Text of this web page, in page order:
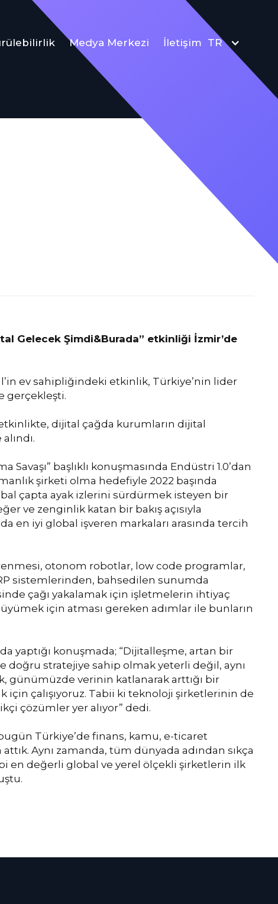
Medya Merkezi İletişim TR
Gelecek Şimdi&Burada” etkinliği İzmir’de
ev sahipliğindeki etkinlik, Türkiye’nin lider
gerçekleşti.
dijital çağda kurumların dijital
başlıklı konuşmasında Endüstri 1.0’dan
şirketi olma hedefiyle 2022 başında
çapta ayak izlerini sürdürmek isteyen bir
ve zenginlik katan bir bakış açısıyla
en iyi global işveren markaları arasında tercih
otonom robotlar, low code programlar,
sistemlerinden, bahsedilen sunumda
çağı yakalamak için işletmelerin ihtiyaç
için atması gereken adımlar ile bunların
yaptığı konuşmada; “Dijitalleşme, artan bir
doğru stratejiye sahip olmak yeterli değil, aynı
günümüzde verinin katlanarak arttığı bir
çalışıyoruz. Tabii ki teknoloji şirketlerinin de
çözümler yer alıyor” dedi.
Türkiye’de finans, kamu, e-ticaret
Aynı zamanda, tüm dünyada adından sıkça
en değerli global ve yerel ölçekli şirketlerin ilk